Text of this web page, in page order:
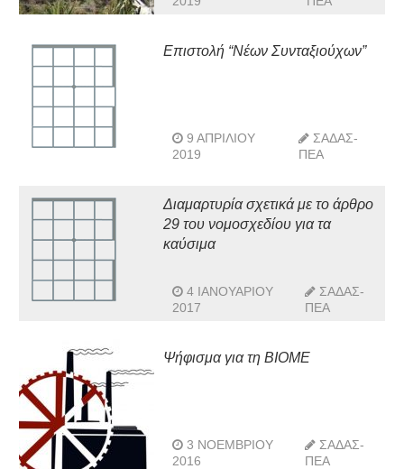
Επιστολή “Νέων Συνταξιούχων”
9 ΑΠΡΙΛΊΟΥ
2019
ΣΑΔΑΣ-
ΠΕΑ
Διαμαρτυρία σχετικά με το άρθρο
29 του νομοσχεδίου για τα
καύσιμα
4 ΙΑΝΟΥΑΡΊΟΥ
2017
ΣΑΔΑΣ-
ΠΕΑ
Ψήφισμα για τη ΒΙΟΜΕ
3 ΝΟΕΜΒΡΊΟΥ
2016
ΣΑΔΑΣ-
ΠΕΑ